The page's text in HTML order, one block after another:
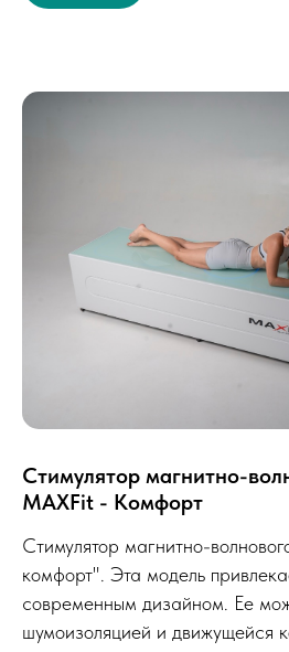
Стимулятор магнитно-
MAXFit - Комфорт
Стимулятор магнитно-
комфорт". Эта модель
современным дизайном. Ее
шумоизоляцией и движущейся